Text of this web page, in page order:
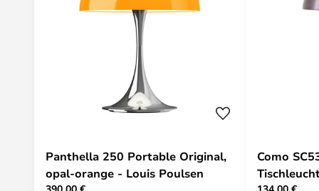
Panthella 250 Portable Original,
opal-orange - Louis Poulsen
Como